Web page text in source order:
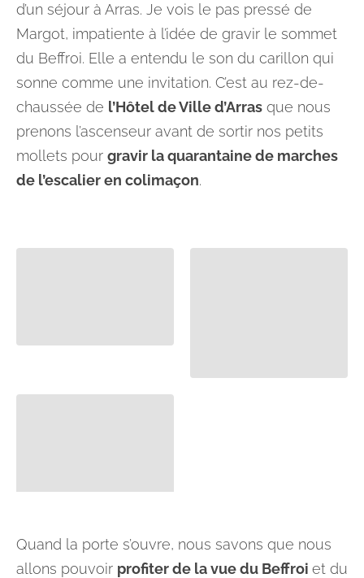
d’un séjour à Arras. Je vois le pas pressé de
Margot, impatiente à l’idée de gravir le sommet
du Beffroi. Elle a entendu le son du carillon qui
sonne comme une invitation. C’est au rez-de-
chaussée de l’Hôtel de Ville d’Arras que nous
prenons l’ascenseur avant de sortir nos petits
mollets pour gravir la quarantaine de marches
de l’escalier en colimaçon.
Quand la porte s’ouvre, nous savons que nous
allons pouvoir profiter de la vue du Beffroi et du